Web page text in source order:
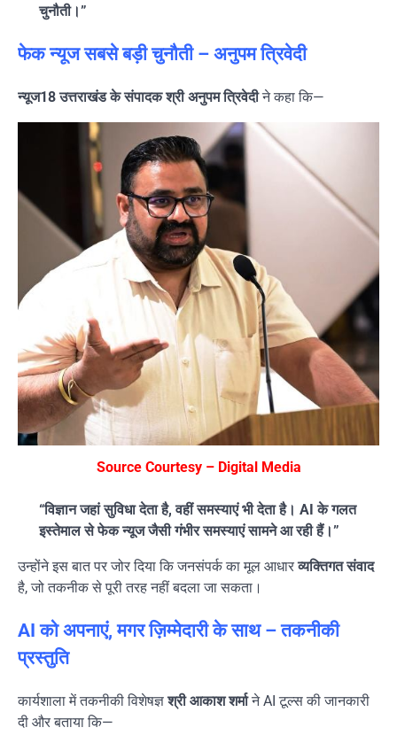
चुनौती।”
फेक न्यूज सबसे बड़ी चुनौती – अनुपम त्रिवेदी
न्यूज18 उत्तराखंड के संपादक श्री अनुपम त्रिवेदीने कहा कि—
Source Courtesy – Digital Media
“विज्ञान जहां सुविधा देता है, वहीं समस्याएं भी देता है। AI के गलत
इस्तेमाल से फेक न्यूज जैसी गंभीर समस्याएं सामने आ रही हैं।”
उन्होंने इस बात पर जोर दिया कि जनसंपर्क का मूल आधारव्यक्तिगत संवाद
है, जो तकनीक से पूरी तरह नहीं बदला जा सकता।
AI को अपनाएं, मगर ज़िम्मेदारी के साथ – तकनीकी
प्रस्तुति
कार्यशाला में तकनीकी विशेषज्ञश्री आकाश शर्माने AI टूल्स की जानकारी
दी और बताया कि—